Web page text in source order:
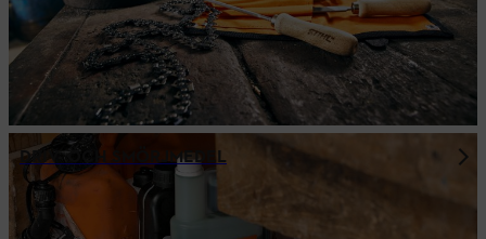
DRIV- OCH SMÖRJMEDEL